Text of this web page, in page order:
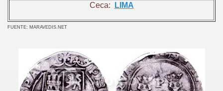
Ceca: LIMA
FUENTE: MARAVEDIS.NET